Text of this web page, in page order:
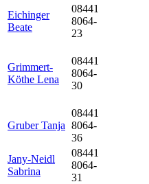
Eichinger
Beate
08441
8064-
23
Grimmert-
Köthe Lena
08441
8064-
30
Gruber Tanja
08441
8064-
36
Jany-Neidl
Sabrina
08441
8064-
31